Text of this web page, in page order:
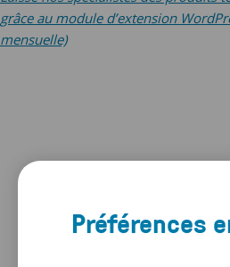
grâce au module d’extension
mensuelle)
Préférences